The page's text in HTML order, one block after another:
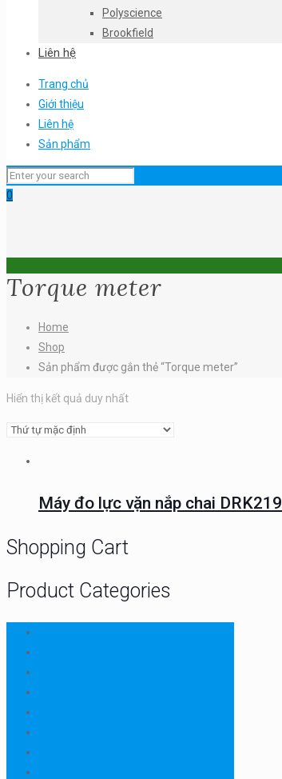
Polyscience
Brookfield
Liên hệ
Trang chủ
Giới thiệu
Liên hệ
Sản phẩm
0
Torque meter
Home
Shop
Sản phẩm được gắn thẻ “Torque meter”
Hiển thị kết quả duy nhất
Máy đo lực vặn nắp chai DRK219
Shopping Cart
Product Categories